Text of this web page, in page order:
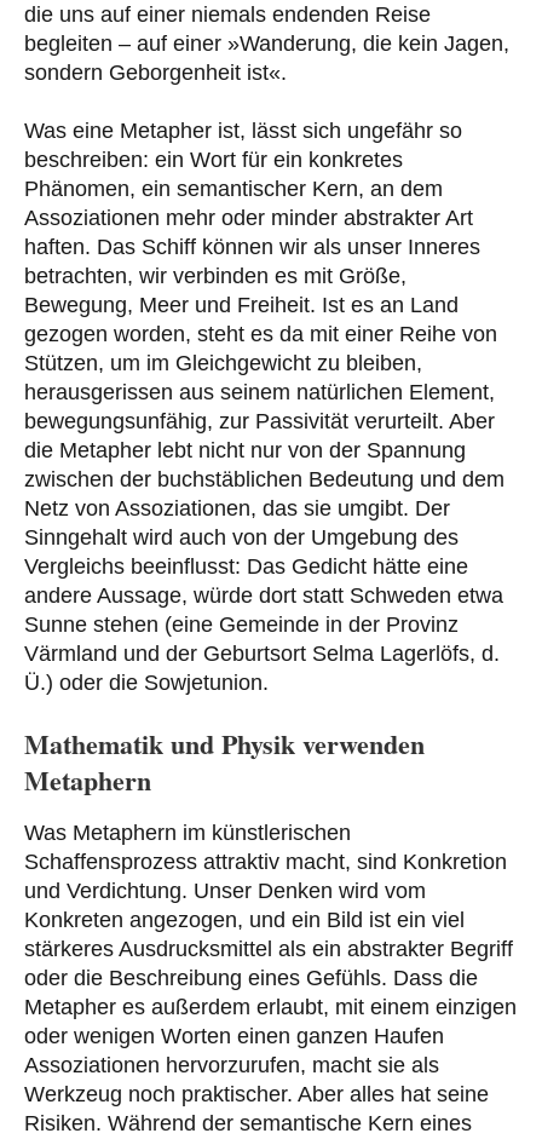
die uns auf einer niemals endenden Reise
begleiten – auf einer »Wanderung, die kein Jagen,
sondern Geborgenheit ist«.
Was eine Metapher ist, lässt sich ungefähr so
beschreiben: ein Wort für ein konkretes
Phänomen, ein semantischer Kern, an dem
Assoziationen mehr oder minder abstrakter Art
haften. Das Schiff können wir als unser Inneres
betrachten, wir verbinden es mit Größe,
Bewegung, Meer und Freiheit. Ist es an Land
gezogen worden, steht es da mit einer Reihe von
Stützen, um im Gleichgewicht zu bleiben,
herausgerissen aus seinem natürlichen Element,
bewegungsunfähig, zur Passivität verurteilt. Aber
die Metapher lebt nicht nur von der Spannung
zwischen der buchstäblichen Bedeutung und dem
Netz von Assoziationen, das sie umgibt. Der
Sinngehalt wird auch von der Umgebung des
Vergleichs beeinflusst: Das Gedicht hätte eine
andere Aussage, würde dort statt Schweden etwa
Sunne stehen (eine Gemeinde in der Provinz
Värmland und der Geburtsort Selma Lagerlöfs, d.
Ü.) oder die Sowjetunion.
Mathematik und Physik verwenden
Metaphern
Was Metaphern im künstlerischen
Schaffensprozess attraktiv macht, sind Konkretion
und Verdichtung. Unser Denken wird vom
Konkreten angezogen, und ein Bild ist ein viel
stärkeres Ausdrucksmittel als ein abstrakter Begriff
oder die Beschreibung eines Gefühls. Dass die
Metapher es außerdem erlaubt, mit einem einzigen
oder wenigen Worten einen ganzen Haufen
Assoziationen hervorzurufen, macht sie als
Werkzeug noch praktischer. Aber alles hat seine
Risiken. Während der semantische Kern eines